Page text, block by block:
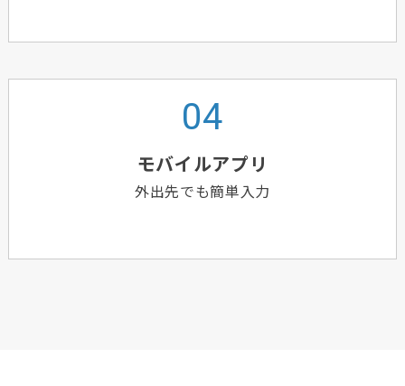
モバイルアプリ
外出先でも簡単入力